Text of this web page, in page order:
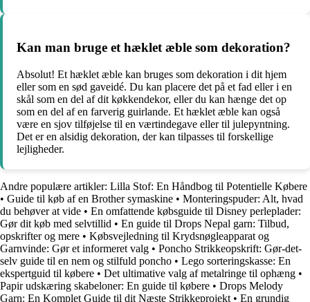
Kan man bruge et hæklet æble som dekoration?
Absolut! Et hæklet æble kan bruges som dekoration i dit hjem
eller som en sød gaveidé. Du kan placere det på et fad eller i en
skål som en del af dit køkkendekor, eller du kan hænge det op
som en del af en farverig guirlande. Et hæklet æble kan også
være en sjov tilføjelse til en værtindegave eller til julepyntning.
Det er en alsidig dekoration, der kan tilpasses til forskellige
lejligheder.
Andre populære artikler: Lilla Stof: En Håndbog til Potentielle Købere
• Guide til køb af en Brother symaskine • Monteringspuder: Alt, hvad
du behøver at vide • En omfattende købsguide til Disney perleplader:
Gør dit køb med selvtillid • En guide til Drops Nepal garn: Tilbud,
opskrifter og mere • Købsvejledning til Krydsnøgleapparat og
Garnvinde: Gør et informeret valg • Poncho Strikkeopskrift: Gør-det-
selv guide til en nem og stilfuld poncho • Lego sorteringskasse: En
ekspertguid til købere • Det ultimative valg af metalringe til ophæng •
Papir udskæring skabeloner: En guide til købere • Drops Melody
Garn: En Komplet Guide til dit Næste Strikkeprojekt • En grundig